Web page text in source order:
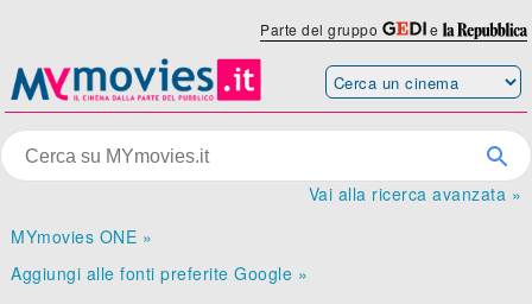
Parte del gruppo e
Vai alla ricerca avanzata »
MYmovies ONE »
Aggiungi alle fonti preferite Google »